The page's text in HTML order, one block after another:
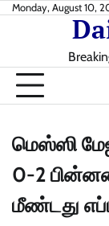
SkipMonday, August 10,
மெஸ்ஸி
0-2
மீண்டது